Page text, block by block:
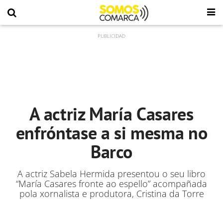
A actriz María Casares
enfróntase a si mesma no
Barco
A actriz Sabela Hermida presentou o seu libro
“María Casares fronte ao espello” acompañada
pola xornalista e produtora, Cristina da Torre